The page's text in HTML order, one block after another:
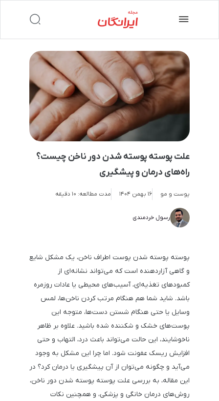
علت پوسته پوسته شدن دور ناخن چیست؟
راه‌های درمان و پیشگیری
پوست و مو 16 بهمن 1404 مدت مطالعه: ۱۰ دقیقه
رسول خردمندی
پوسته پوسته شدن پوست اطراف ناخن، یک مشکل شایع
و گاهی آزاردهنده است که می‌تواند نشانه‌ای از
کمبودهای تغذیه‌ای، آسیب‌های محیطی یا عادات روزمره
باشد. شاید شما هم هنگام مرتب کردن ناخن‌ها، لمس
وسایل یا حتی هنگام شستن دست‌ها، متوجه این
پوست‌های خشک و شکننده شده باشید. علاوه بر ظاهر
ناخوشایند، این حالت می‌تواند باعث درد، التهاب و حتی
افزایش ریسک عفونت شود. اما چرا این مشکل به وجود
می‌آید و چگونه می‌توان از آن پیشگیری یا درمان کرد؟ در
این مقاله، به بررسی علت پوسته پوسته شدن دور ناخن،
روش‌های درمان خانگی و پزشکی، و همچنین نکات